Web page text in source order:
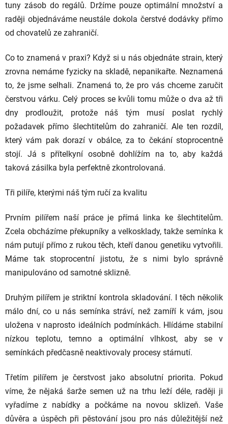
tuny zásob do regálů. Držíme pouze optimální množství a
raději objednáváme neustále dokola čerstvé dodávky přímo
od chovatelů ze zahraničí.
Co to znamená v praxi? Když si u nás objednáte strain, který
zrovna nemáme fyzicky na skladě, nepanikařte. Neznamená
to, že jsme selhali. Znamená to, že pro vás chceme zaručit
čerstvou várku. Celý proces se kvůli tomu může o dva až tři
dny prodloužit, protože náš tým musí poslat rychlý
požadavek přímo šlechtitelům do zahraničí. Ale ten rozdíl,
který vám pak dorazí v obálce, za to čekání stoprocentně
stojí. Já s přítelkyní osobně dohlížím na to, aby každá
taková zásilka byla perfektně zkontrolovaná.
Tři pilíře, kterými náš tým ručí za kvalitu
Prvním pilířem naší práce je přímá linka ke šlechtitelům.
Zcela obcházíme překupníky a velkosklady, takže semínka k
nám putují přímo z rukou těch, kteří danou genetiku vytvořili.
Máme tak stoprocentní jistotu, že s nimi bylo správně
manipulováno od samotné sklizně.
Druhým pilířem je striktní kontrola skladování. I těch několik
málo dní, co u nás semínka stráví, než zamíří k vám, jsou
uložena v naprosto ideálních podmínkách. Hlídáme stabilní
nízkou teplotu, temno a optimální vlhkost, aby se v
semínkách předčasně neaktivovaly procesy stárnutí.
Třetím pilířem je čerstvost jako absolutní priorita. Pokud
víme, že nějaká šarže semen už na trhu leží déle, raději ji
vyřadíme z nabídky a počkáme na novou sklizeň. Vaše
důvěra a úspěch při pěstování jsou pro nás důležitější než